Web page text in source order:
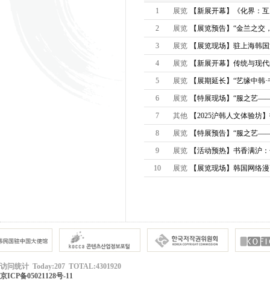
1 展览 【新展开幕】《化界：
2 展览 【展览预告】“金兰之
3 展览 【展览现场】驻上海韩
4 展览 【新展开幕】传统与现
5 展览 【展期延长】“艺缘中
6 展览 【特展现场】“服之艺
7 其他 【2025沪韩人文体验坊
8 展览 【特展预告】“服之艺
9 展览 【活动预热】书香满沪
10 展览 【展览现场】韩国网络
访问统计 Today:207 TOTAL:4301920
京ICP备05021128号-11